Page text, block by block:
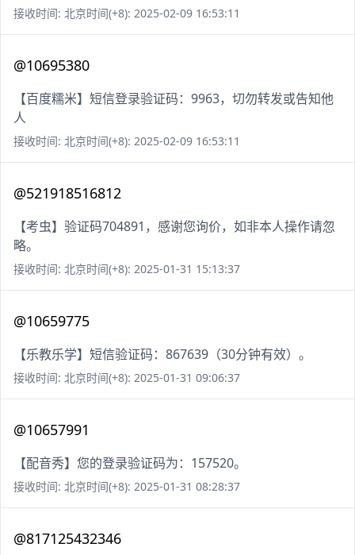
接收时间: 北京时间(+8): 2025-02-09 16:53:11
@10695380
【百度糯米】短信登录验证码：9963，切勿转发或告知他
人
接收时间: 北京时间(+8): 2025-02-09 16:53:11
@521918516812
【考虫】验证码704891，感谢您询价，如非本人操作请忽
略。
接收时间: 北京时间(+8): 2025-01-31 15:13:37
@10659775
【乐教乐学】短信验证码：867639（30分钟有效）。
接收时间: 北京时间(+8): 2025-01-31 09:06:37
@10657991
【配音秀】您的登录验证码为：157520。
接收时间: 北京时间(+8): 2025-01-31 08:28:37
@817125432346